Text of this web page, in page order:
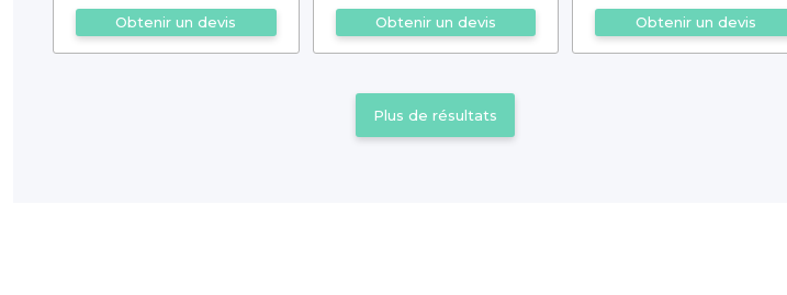
Obtenir un devis Obtenir un devis Obtenir un devis
Plus de résultats